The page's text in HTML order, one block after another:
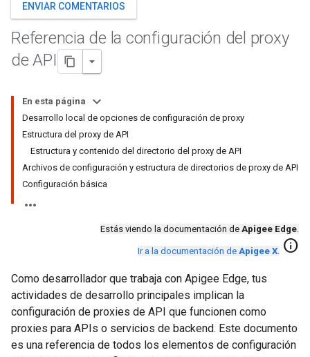
ENVIAR COMENTARIOS
Referencia de la configuración del proxy
de API
En esta página
Desarrollo local de opciones de configuración de proxy
Estructura del proxy de API
Estructura y contenido del directorio del proxy de API
Archivos de configuración y estructura de directorios de proxy de API
Configuración básica
Estás viendo la documentación de Apigee Edge.
Ir a la documentación de Apigee X. info
Como desarrollador que trabaja con Apigee Edge, tus
actividades de desarrollo principales implican la
configuración de proxies de API que funcionen como
proxies para APIs o servicios de backend. Este documento
es una referencia de todos los elementos de configuración